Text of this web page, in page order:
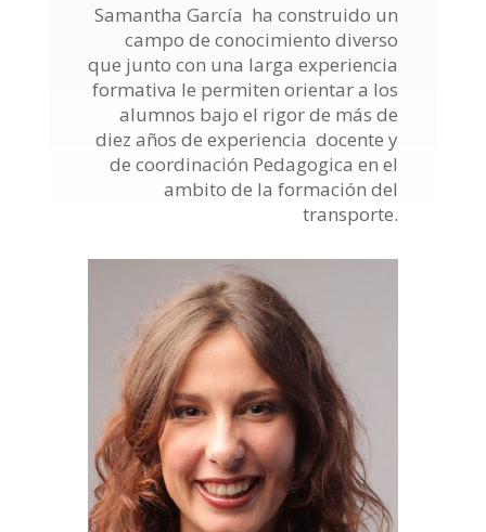
Samantha García ha construido un
campo de conocimiento diverso
que junto con una larga experiencia
formativa le permiten orientar a los
alumnos bajo el rigor de más de
diez años de experiencia docente y
de coordinación Pedagogica en el
ambito de la formación del
transporte.